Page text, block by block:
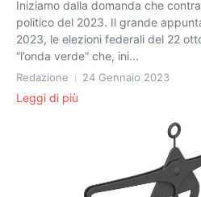
Iniziamo dalla domanda che
politico del 2023. Il grande
2023, le elezioni federali del 22
“l’onda verde” che, ini...
Redazione 24 Gennaio 2023
Leggi di più